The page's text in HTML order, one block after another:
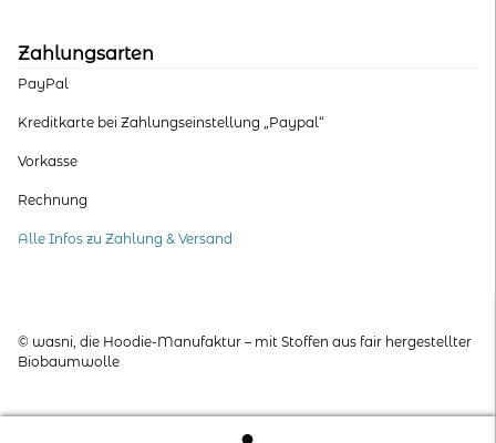
Zahlungsarten
PayPal
Kreditkarte bei Zahlungseinstellung „Paypal“
Vorkasse
Rechnung
Alle Infos zu Zahlung & Versand
© wasni, die Hoodie-Manufaktur – mit Stoffen aus fair hergestellter
Biobaumwolle